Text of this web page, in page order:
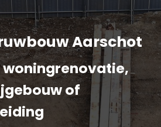
Aarschot
woningrenovatie,
of